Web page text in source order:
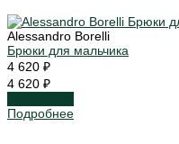
Alessandro Borelli
Брюки для мальчика
4 620 ₽
4 620 ₽
Подробнее